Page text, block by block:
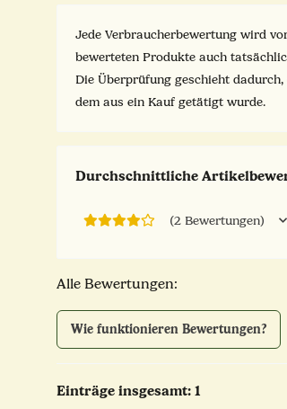
Jede Verbraucherbewertung wird
bewerteten Produkte auch
Die Überprüfung geschieht
dem aus ein Kauf getätigt wurde.
Durchschnittliche
(2 Bewertungen)
Alle Bewertungen:
Wie funktionieren Bewertungen?
Einträge insgesamt: 1